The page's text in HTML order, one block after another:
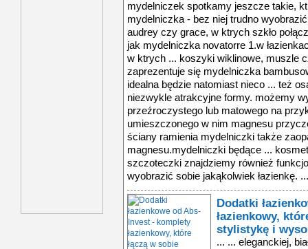
mydelniczek spotkamy jeszcze takie,
mydelniczka - bez niej trudno
audrey czy grace, w ktrych szkło
jak mydelniczka novatorre 1.w
w ktrych ... koszyki wiklinowe, muszle
zaprezentuje się mydelniczka
idealna będzie natomiast nieco ... też
niezwykle atrakcyjne formy. możemy
przeźroczystego lub matowego na
umieszczonego w nim magnesu
ściany ramienia mydelniczki także
magnesu.mydelniczki będące ...
szczoteczki znajdziemy również
wyobrazić sobie jakąkolwiek łazienkę. ...
Dodatki
łazienkowy,
stylistykę i
... ... eleganckiej,